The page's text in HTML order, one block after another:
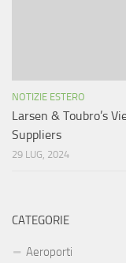
NOTIZIE ESTERO
Larsen & Toubro’s
Suppliers
29 LUG, 2024
CATEGORIE
Aeroporti